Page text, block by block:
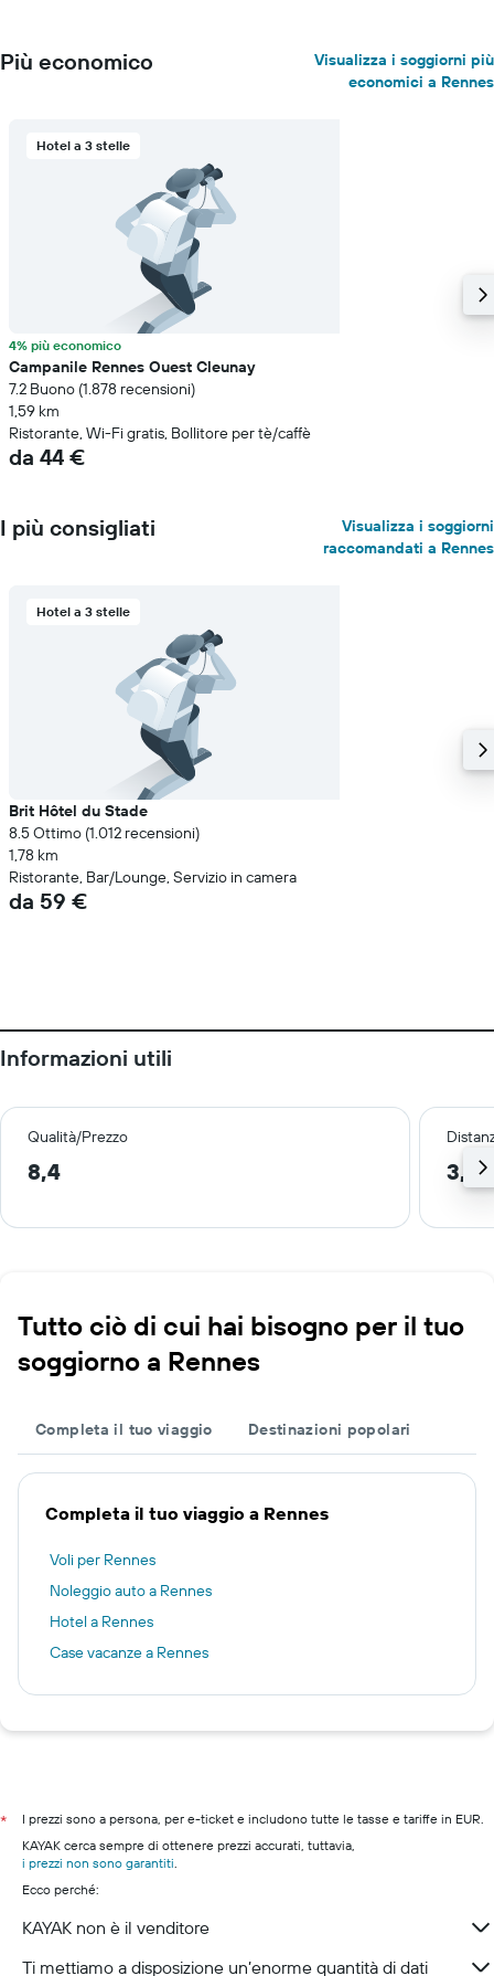
Più economico
Visualizza i soggiorni più
economici a Rennes
Hotel a 3 stelle
4% più economico
Campanile Rennes Ouest Cleunay
7.2 Buono (1.878 recensioni)
1,59 km
Ristorante, Wi-Fi gratis, Bollitore per tè/caffè
da 44 €
I più consigliati
Visualizza i soggiorni
raccomandati a Rennes
Hotel a 3 stelle
Brit Hôtel du Stade
8.5 Ottimo (1.012 recensioni)
1,78 km
Ristorante, Bar/Lounge, Servizio in camera
da 59 €
Informazioni utili
Qualità/Prezzo
8,4 3,2
Tutto ciò di cui hai bisogno per il tuo
soggiorno a Rennes
Completa il tuo viaggio Destinazioni popolari
Completa il tuo viaggio a Rennes
Voli per Rennes
Noleggio auto a Rennes
Hotel a Rennes
Case vacanze a Rennes
*
I prezzi sono a persona, per e-ticket e includono tutte le tasse e tariffe in EUR.
KAYAK cerca sempre di ottenere prezzi accurati, tuttavia,
i prezzi non sono garantiti.
Ecco perché:
KAYAK non è il venditore
Ti mettiamo a disposizione un’enorme quantità di dati